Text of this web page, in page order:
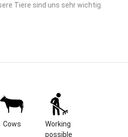
Tiere sind uns sehr wichtig.
Natur daHEIM
Heim Genießen sie ihren
Das Leben im Einklang
sind in unserem
Von Lehmputzwand im
ist für sie alles da.
Heim.
Cows
Working
possible